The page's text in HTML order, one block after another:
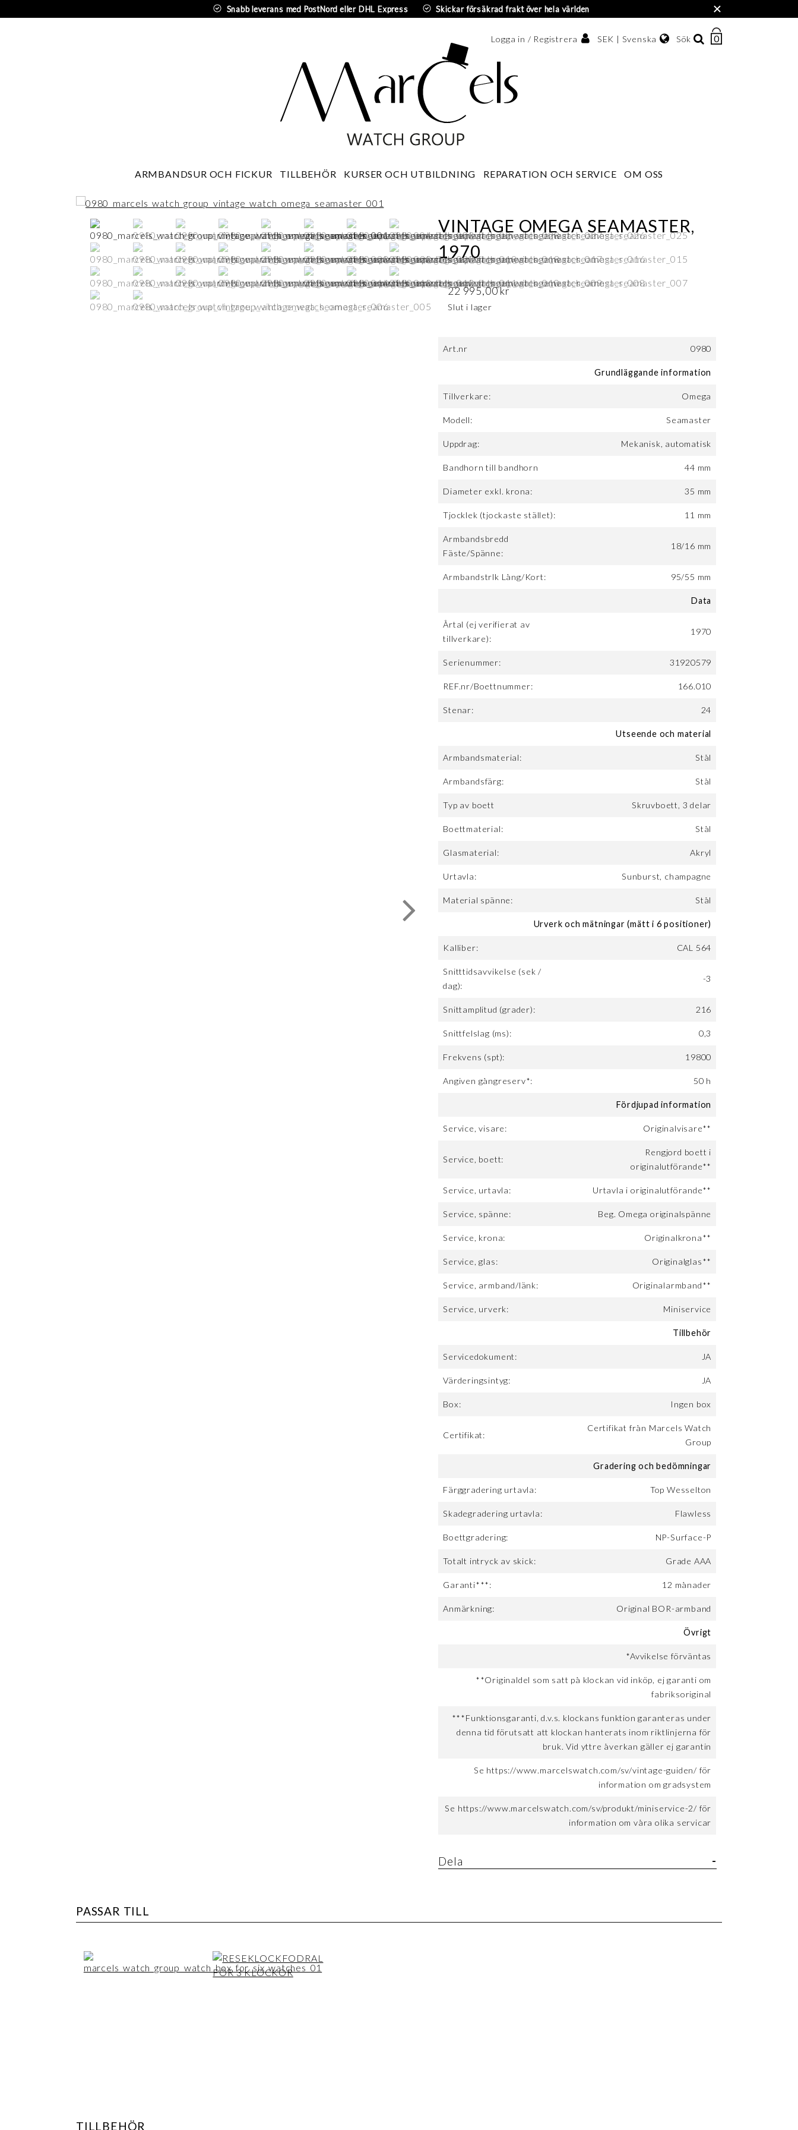
Snabb leverans med PostNord eller DHL Express Skickar försäkrad frakt över hela världen ×
ARMBANDSUR OCH FICKUR TILLBEHÖR KURSER OCH UTBILDNING REPARATION OCH SERVICE OM OSS
Logga in / Registrera SEK | Svenska Sök
ANTAL
0
VINTAGE OMEGA SEAMASTER,
1970
22 995,00kr
Slut i lager
Art.nr 0980
Grundläggande information
Tillverkare: Omega
Modell: Seamaster
Uppdrag: Mekanisk, automatisk
Bandhorn till bandhorn 44 mm
Diameter exkl. krona: 35 mm
Tjocklek (tjockaste stället): 11 mm
Armbandsbredd
Fäste/Spänne:
18/16 mm
Armbandstrlk Lång/Kort: 95/55 mm
Data
Årtal (ej verifierat av
tillverkare):
1970
Serienummer: 31920579
REF.nr/Boettnummer: 166.010
Stenar: 24
Utseende och material
Armbandsmaterial: Stål
Armbandsfärg: Stål
Typ av boett Skruvboett, 3 delar
Boettmaterial: Stål
Glasmaterial: Akryl
Urtavla: Sunburst, champagne
Material spänne: Stål
Urverk och mätningar (mätt i 6 positioner)
Kalliber: CAL 564
Snitttidsavvikelse (sek /
dag):
-3
Snittamplitud (grader): 216
Snittfelslag (ms): 0,3
Frekvens (spt): 19800
Angiven gångreserv*: 50 h
Fördjupad information
Service, visare: Originalvisare**
Service, boett:
Rengjord boett i
originalutförande**
Service, urtavla: Urtavla i originalutförande**
Service, spänne: Beg. Omega originalspänne
Service, krona: Originalkrona**
Service, glas: Originalglas**
Service, armband/länk: Originalarmband**
Service, urverk: Miniservice
Tillbehör
Servicedokument: JA
Värderingsintyg: JA
Box: Ingen box
Certifikat:
Certifikat från Marcels Watch
Group
Gradering och bedömningar
Färggradering urtavla: Top Wesselton
Skadegradering urtavla: Flawless
Boettgradering: NP-Surface-P
Totalt intryck av skick: Grade AAA
Garanti***: 12 månader
Anmärkning: Original BOR-armband
Övrigt
*Avvikelse förväntas
**Originaldel som satt på klockan vid inköp, ej garanti om
fabriksoriginal
***Funktionsgaranti, d.v.s. klockans funktion garanteras under
denna tid förutsatt att klockan hanterats inom riktlinjerna för
bruk. Vid yttre åverkan gäller ej garantin
Se https://www.marcelswatch.com/sv/vintage-guiden/ för
information om gradsystem
Se https://www.marcelswatch.com/sv/produkt/miniservice-2/ för
information om våra olika servicar
Dela
PASSAR TILL
TILLBEHÖR